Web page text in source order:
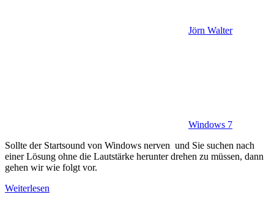
Jörn Walter
Windows 7
Sollte der Startsound von Windows nerven und Sie suchen nach
einer Lösung ohne die Lautstärke herunter drehen zu müssen, dann
gehen wir wie folgt vor.
Weiterlesen